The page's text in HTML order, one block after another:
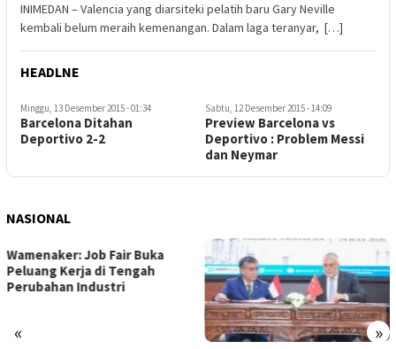
INIMEDAN – Valencia yang diarsiteki pelatih baru Gary Neville
kembali belum meraih kemenangan. Dalam laga teranyar, […]
HEADLNE
Minggu, 13 Desember 2015 - 01:34
Barcelona Ditahan
Deportivo 2-2
Sabtu, 12 Desember 2015 - 14:09
Preview Barcelona vs
Deportivo : Problem Messi
dan Neymar
NASIONAL
« »